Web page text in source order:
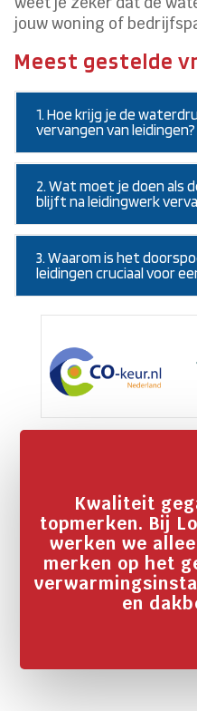
jouw woning of
Meest gestelde
1. Hoe krijg je de
vervangen van leidingen?
2. Wat moet je doen als
blijft na leidingwerk
3. Waarom is het
leidingen cruciaal voor
Kwaliteit
topmerken. Bij
werken we
merken op het
en